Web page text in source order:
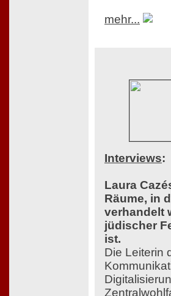
mehr...
Interviews:
Laura
Räume, in
verhandelt
jüdischer
ist.
Die Leiterin